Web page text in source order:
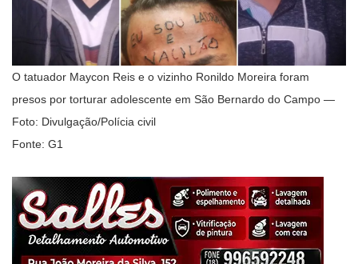
O tatuador Maycon Reis e o vizinho Ronildo Moreira foram
presos por torturar adolescente em São Bernardo do Campo —
Foto: Divulgação/Polícia civil
Fonte: G1